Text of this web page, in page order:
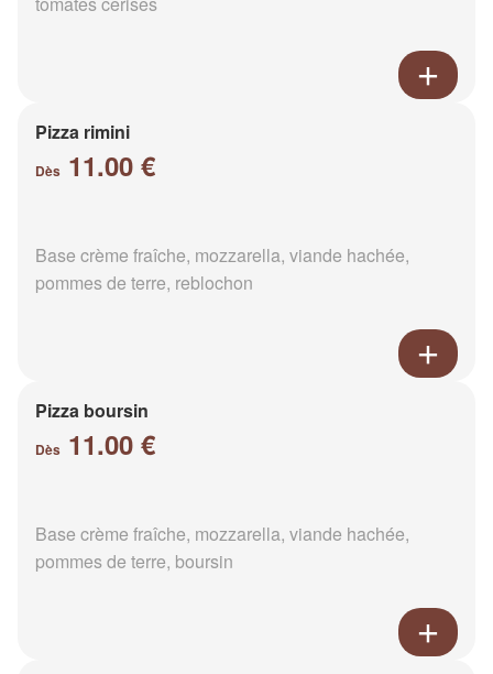
Pizza rimini
Dès 11.00 €
Base crème fraîche, mozzarella, viande hachée,
pommes de terre, reblochon
Pizza boursin
Dès 11.00 €
Base crème fraîche, mozzarella, viande hachée,
pommes de terre, boursin